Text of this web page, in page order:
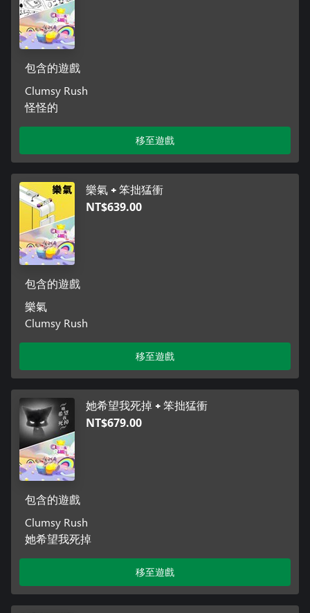
包含的遊戲
Clumsy Rush
怪怪的
移至遊戲
樂氣 + 笨拙猛衝
NT$639.00
包含的遊戲
樂氣
Clumsy Rush
移至遊戲
她希望我死掉 + 笨拙猛衝
NT$679.00
包含的遊戲
Clumsy Rush
她希望我死掉
移至遊戲